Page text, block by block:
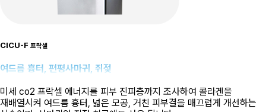
CICU-F 프락셀
여드름 흉터, 편평사마귀, 쥐젖
미세 co2 프락셀 에너지를 피부 진피층까지 조사하여 콜라겐을
재배열시켜 여드름 흉터, 넓은 모공, 거친 피부결을 매끄럽게 개선하는